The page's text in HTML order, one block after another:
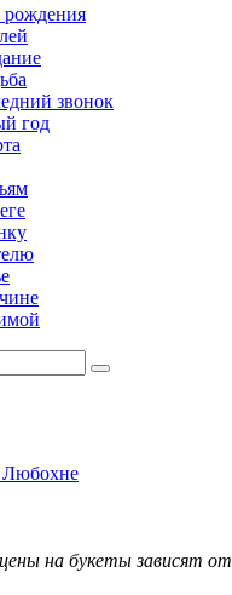
рождения
звонок
год
Любохне
на букеты зависят от